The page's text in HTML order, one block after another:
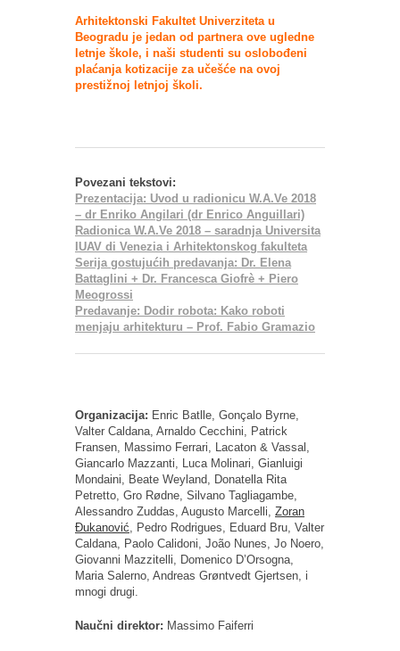
Arhitektonski Fakultet Univerziteta u
Beogradu je jedan od partnera ove ugledne
letnje škole, i naši studenti su oslobođeni
plaćanja kotizacije za učešće na ovoj
prestižnoj letnjoj školi.
Povezani tekstovi:
Prezentacija: Uvod u radionicu W.A.Ve 2018
– dr Enriko Angilari (dr Enrico Anguillari)
Radionica W.A.Ve 2018 – saradnja Universita
IUAV di Venezia i Arhitektonskog fakulteta
Serija gostujućih predavanja: Dr. Elena
Battaglini + Dr. Francesca Giofrè + Piero
Meogrossi
Predavanje: Dodir robota: Kako roboti
menjaju arhitekturu – Prof. Fabio Gramazio
Organizacija: Enric Batlle, Gonçalo Byrne,
Valter Caldana, Arnaldo Cecchini, Patrick
Fransen, Massimo Ferrari, Lacaton & Vassal,
Giancarlo Mazzanti, Luca Molinari, Gianluigi
Mondaini, Beate Weyland, Donatella Rita
Petretto, Gro Rødne, Silvano Tagliagambe,
Alessandro Zuddas, Augusto Marcelli, Zoran
Đukanović, Pedro Rodrigues, Eduard Bru, Valter
Caldana, Paolo Calidoni, João Nunes, Jo Noero,
Giovanni Mazzitelli, Domenico D’Orsogna,
Maria Salerno, Andreas Grøntvedt Gjertsen, i
mnogi drugi.
Naučni direktor: Massimo Faiferri